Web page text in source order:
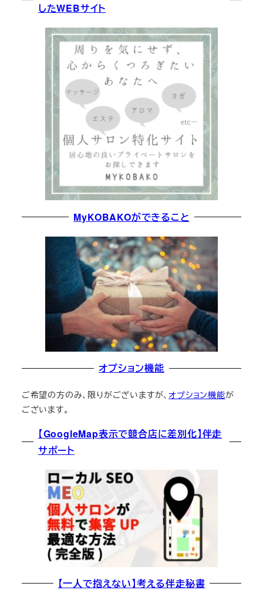
したWEBサイト
MyKOBAKOができること
オプション機能
ご希望の方のみ、限りがございますが、オプション機能が
ございます。
【GoogleMap表示で競合店に差別化】伴走
サポート
【一人で抱えない】考える伴走秘書